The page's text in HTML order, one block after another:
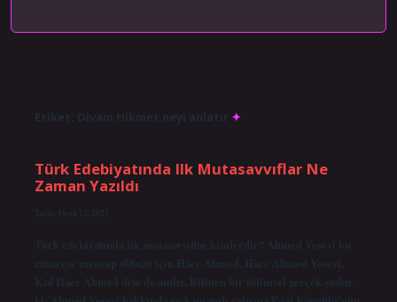
Etiket: Divanı Hikmet neyi anlatır
Türk Edebiyatında Ilk Mutasavvıflar Ne
Zaman Yazıldı
Tarih: Ocak 12, 2025
Türk edebiyatında ilk mutasavvıflar kimlerdir? Ahmed Yesevî bu
zümreye mensup olduğu için Hâce Ahmed, Hâce Ahmed Yesevî,
Kul Hâce Ahmed diye de anılır. Bilinen bir bilimsel gerçek şudur